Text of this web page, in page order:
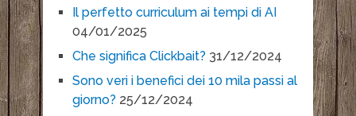
Il perfetto curriculum ai tempi di AI
04/01/2025
Che significa Clickbait? 31/12/2024
Sono veri i benefici dei 10 mila passi al
giorno? 25/12/2024